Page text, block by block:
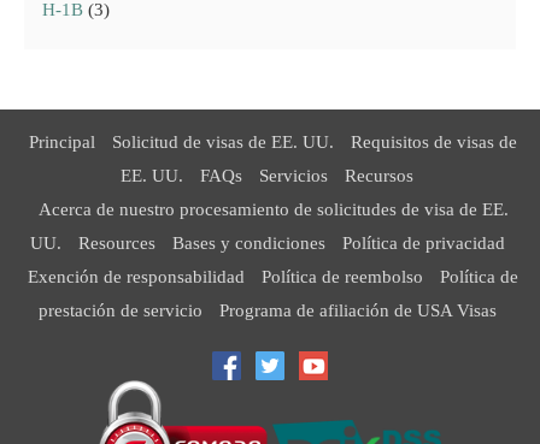
H-1B (3)
Principal Solicitud de visas de EE. UU.
Requisitos de visas de
EE. UU.
FAQs Servicios
Recursos
Acerca de nuestro procesamiento de solicitudes de visa de EE.
UU.
Resources Bases y condiciones
Política de privacidad
Exención de responsabilidad
Política de reembolso
Política de
prestación de servicio
Programa de afiliación de USA Visas